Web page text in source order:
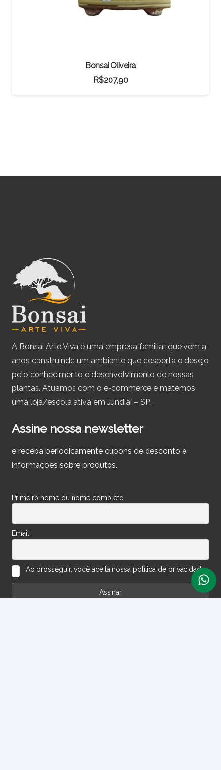
Bonsai Oliveira
R$207,90
A Bonsai Arte Viva é uma empresa familiar que vem a
anos construindo um ambiente que desperta o desejo
pelo conhecimento e desenvolvimento de nossas
plantas. Atuamos com o e-commerce e matemos
uma loja/escola ativa em Jundiaí – SP.
Assine nossa newsletter
e receba periodicamente cupons de desconto e
informações sobre produtos.
Primeiro nome ou nome completo
Email
Ao prosseguir, você aceita nossa política de privacidade.